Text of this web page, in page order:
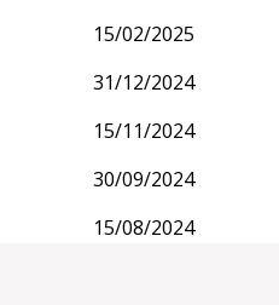
15/02/2025
31/12/2024
15/11/2024
30/09/2024
15/08/2024